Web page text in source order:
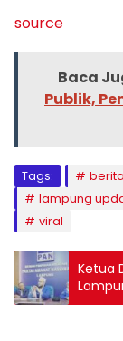
source
Baca
Publik,
Tags:
lampung
viral
Ketua